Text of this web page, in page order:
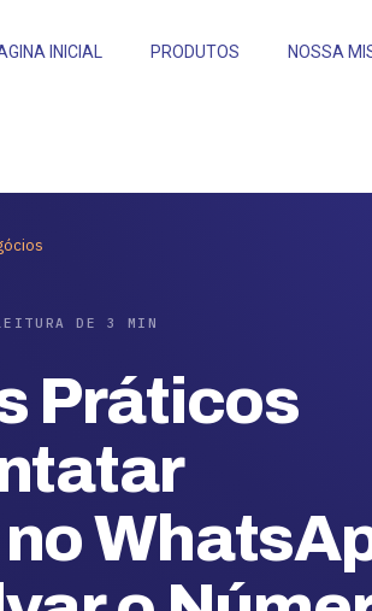
INICIAL PRODUTOS NOSSA
DE 3 MIN
Práticos